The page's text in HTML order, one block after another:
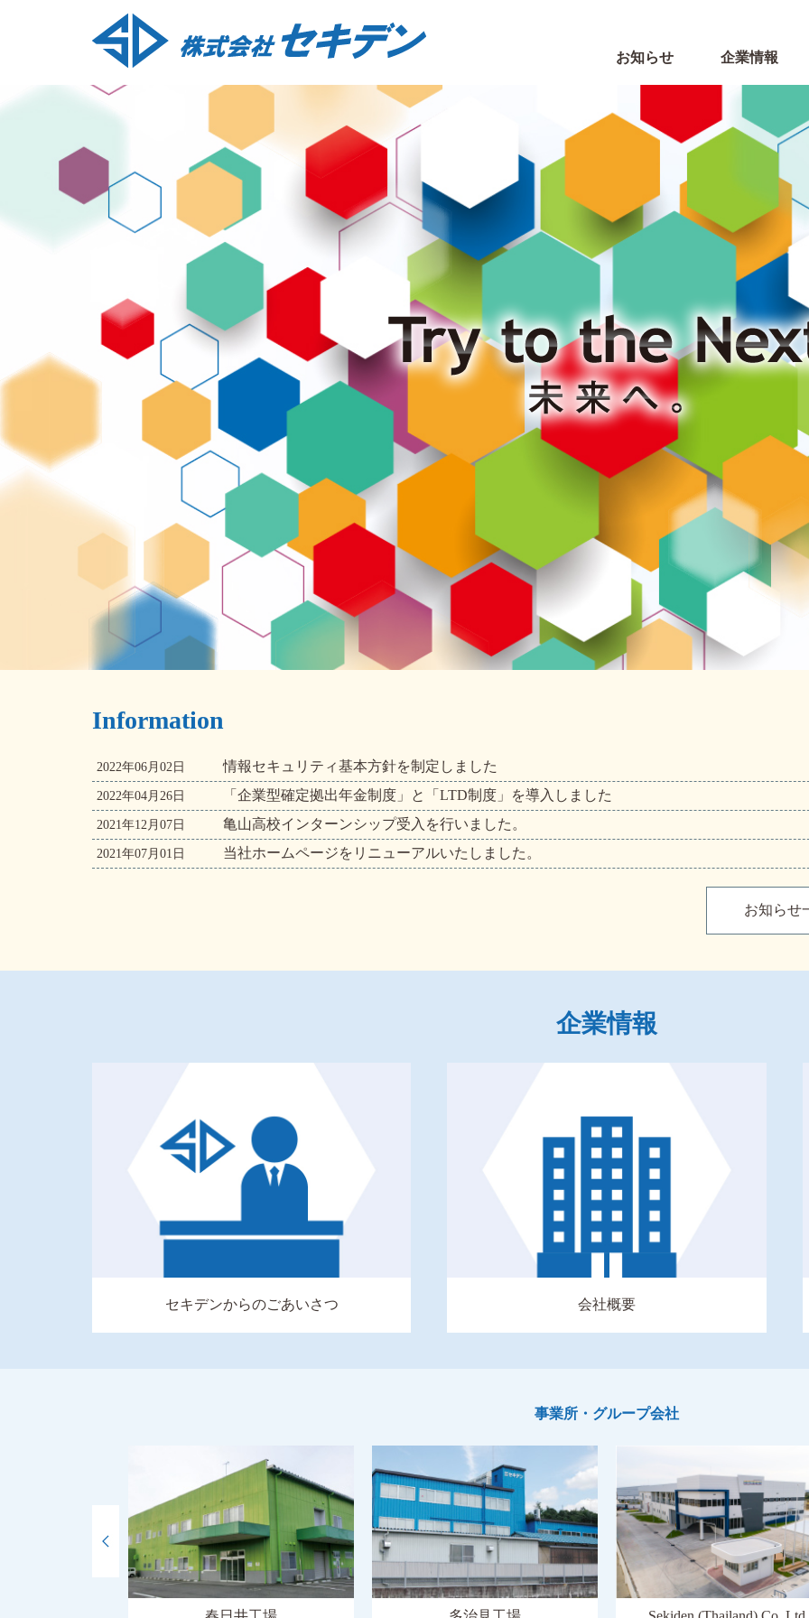
お知らせ 企業情報
Information
2022年06月02日 情報セキュリティ基本方針を制定しました
2022年04月26日 「企業型確定拠出年金制度」と「LTD制度」を導入しました
2021年12月07日 亀山高校インターンシップ受入を行いました。
2021年07月01日 当社ホームページをリニューアルいたしました。
お知らせ
企業情報
セキデンからのごあいさつ 会社概要
事業所・グループ会社